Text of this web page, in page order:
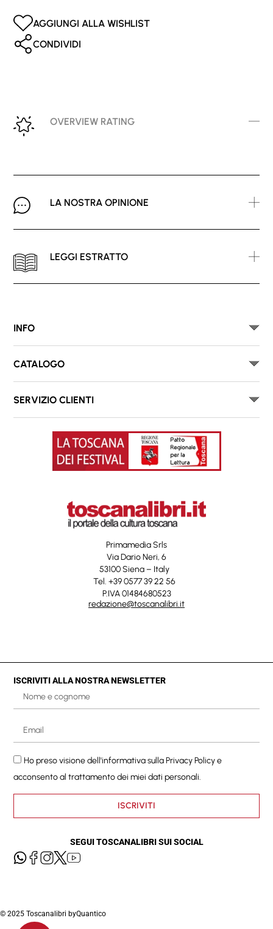
AGGIUNGI ALLA WISHLIST
CONDIVIDI
OVERVIEW RATING
LA NOSTRA OPINIONE
LEGGI ESTRATTO
INFO
CATALOGO
SERVIZIO CLIENTI
Primamedia Srls
Via Dario Neri, 6
53100 Siena – Italy
Tel. +39 0577 39 22 56
P.IVA 01484680523
redazione@toscanalibri.it
ISCRIVITI ALLA NOSTRA NEWSLETTER
Ho preso visione dell'informativa sullaPrivacy Policye
acconsento al trattamento dei miei dati personali.
ISCRIVITI
SEGUI TOSCANALIBRI SUI SOCIAL
© 2025 Toscanalibri byQuantico